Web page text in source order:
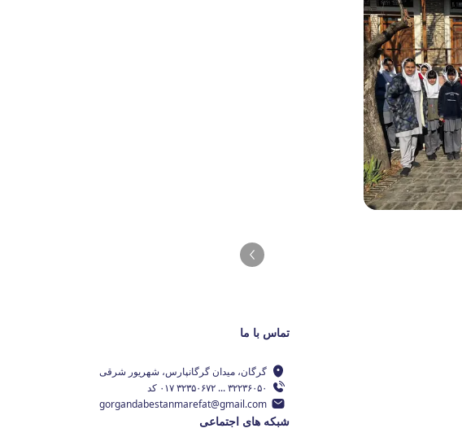
تماس با ما
گرگان، میدان گرگانپارس، شهریور شرقی
۳۲۲۳۶۰۵۰ ... ۳۲۳۵۰۶۷۲ ۰۱۷ کد
gorgandabestanmarefat@gmail.com
شبکه های اجتماعی